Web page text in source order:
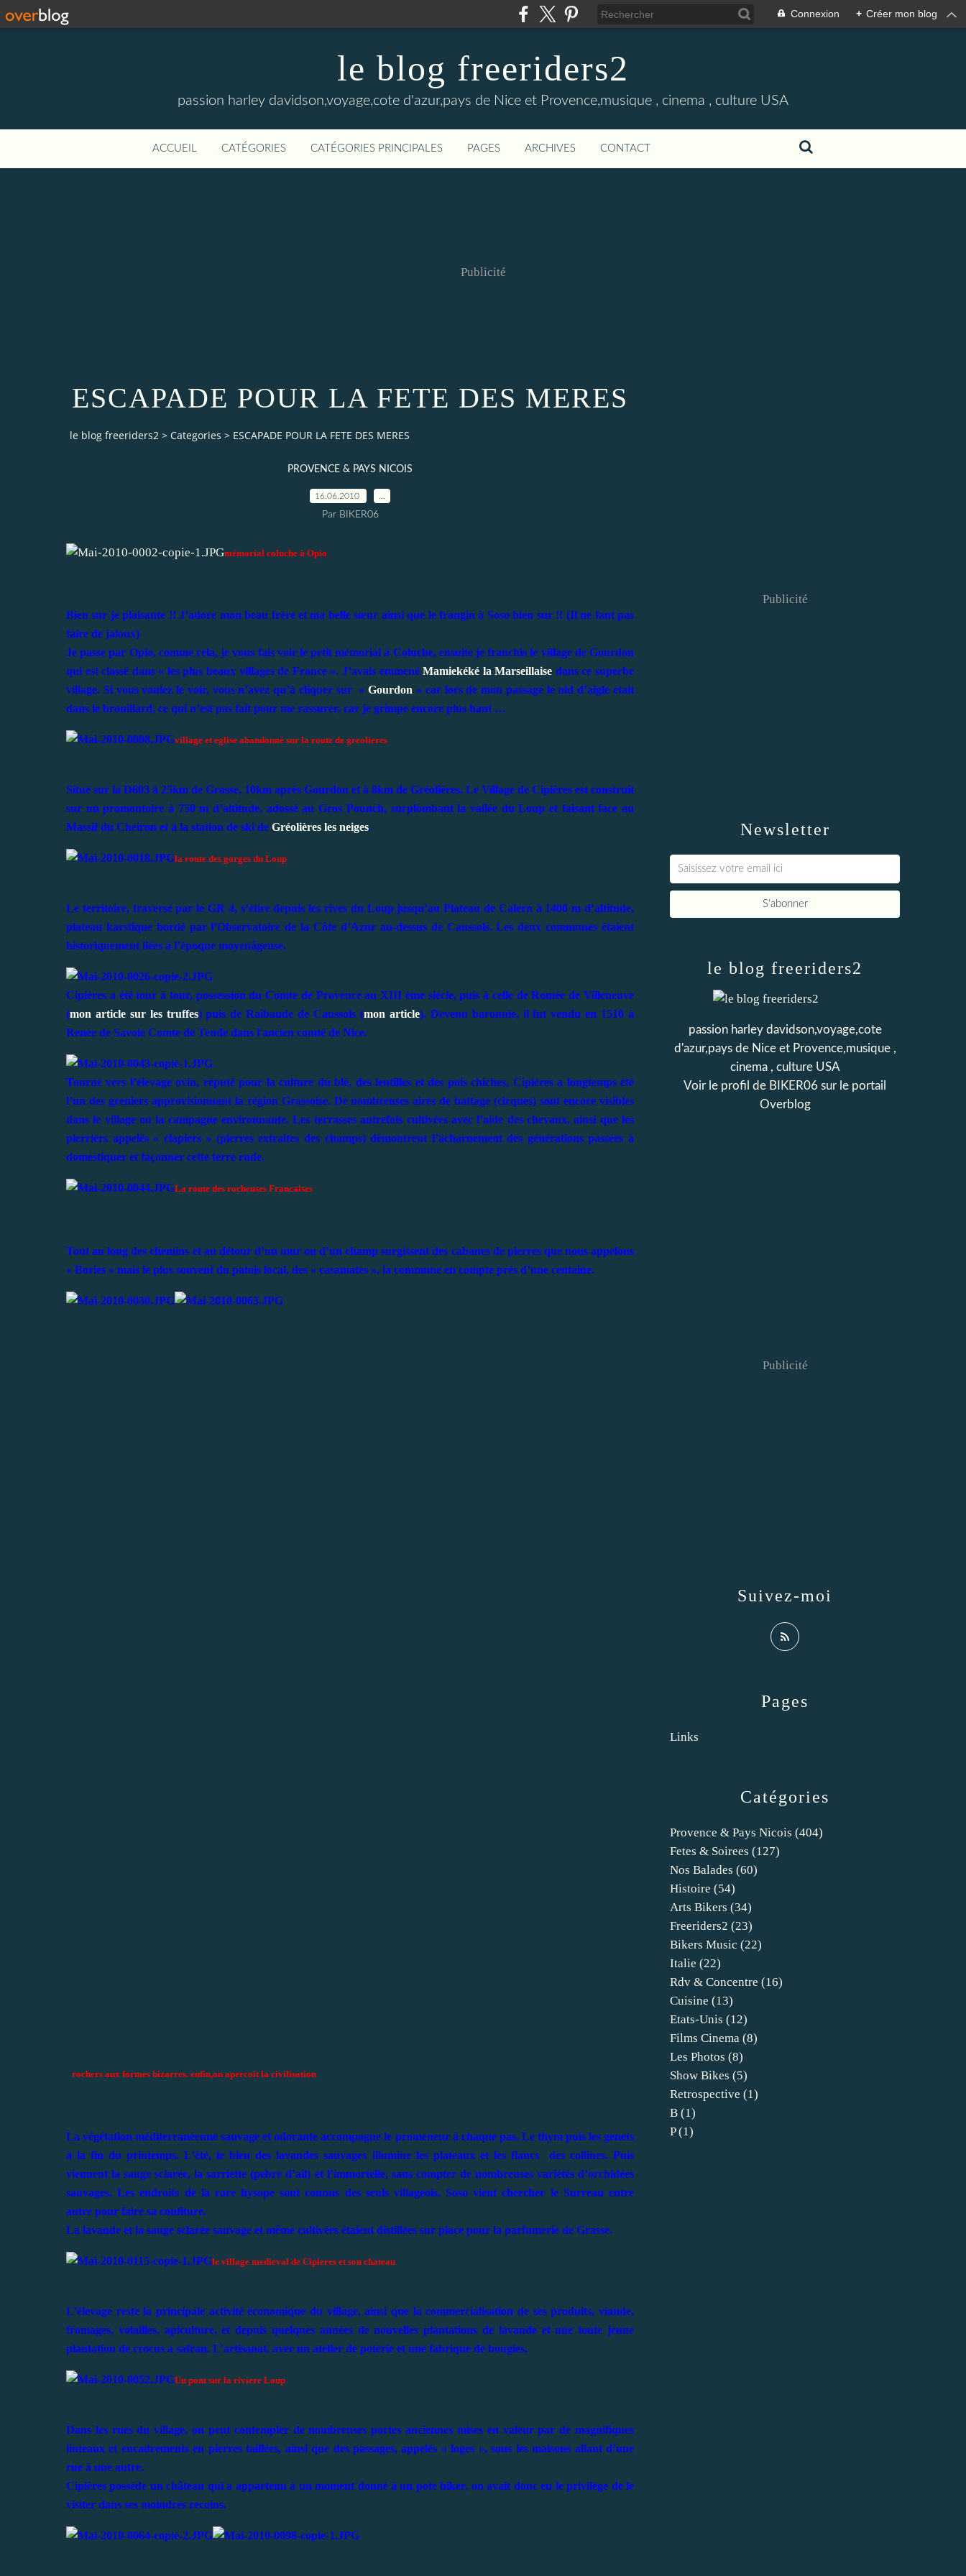
Connexion + Créer mon blog
le blog freeriders2
passion harley davidson,voyage,cote d'azur,pays de Nice et Provence,musique , cinema , culture USA
ACCUEIL CATÉGORIES CATÉGORIES PRINCIPALES PAGES ARCHIVES CONTACT
Publicité
ESCAPADE POUR LA FETE DES MERES
le blog freeriders2 > Categories > ESCAPADE POUR LA FETE DES MERES
PROVENCE & PAYS NICOIS
16.06.2010
Par BIKER06
mémorial coluche à Opio
Bien sur je plaisante !! J’adore mon beau frère et ma belle sœur ainsi que le frangin à Soso bien sur !! (Il ne faut pas
faire de jaloux)
Je passe par Opio, comme cela, je vous fais voir le petit mémorial à Coluche, ensuite je franchis le village de Gourdon
qui est classé dans « les plus beaux villages de France ». J’avais emmenéMamiekéké la Marseillaise dans ce superbe
village. Si vous voulez le voir, vous n’avez qu’à cliquer sur «Gourdon » car lors de mon passage le nid d’aigle etait
dans le brouillard, ce qui n’est pas fait pour me rassurer, car je grimpe encore plus haut …
village et eglise abandonné sur la route de greolieres
Situé sur la D603 à 25km de Grasse, 10km après Gourdon et à 8km de Gréolières. Le Village de Cipières est construit
sur un promontoire à 750 m d’altitude, adossé au Gros Pounch, surplombant la vallée du Loup et faisant face au
Massif du Cheiron et à la station de ski de Gréolières les neiges.
la route des gorges du Loup
Le territoire, traversé par le GR 4, s’étire depuis les rives du Loup jusqu’au Plateau de Calern à 1400 m d’altitude,
plateau karstique bordé par l’Observatoire de la Côte d’Azur au-dessus de Caussols. Les deux communes étaient
historiquement liées à l’époque moyenâgeuse.
Cipières a été tour à tour, possession du Comte de Provence au XIII ème siècle, puis à celle de Romée de Villeneuve
(mon article sur les truffes) puis de Raibaude de Caussols (mon article). Devenu baronnie, il fut vendu en 1510 à
Renée de Savoie Comte de Tende dans l'ancien comté de Nice.
Tourné vers l’élevage ovin, réputé pour la culture du blé, des lentilles et des pois chiches, Cipières a longtemps été
l’un des greniers approvisionnant la région Grassoise. De nombreuses aires de battage (cirques) sont encore visibles
dans le village ou la campagne environnante. Les terrasses autrefois cultivées avec l’aide des chevaux, ainsi que les
pierriers appelés « clapiers » (pierres extraites des champs) démontrent l’acharnement des générations passées à
domestiquer et façonner cette terre rude.
La route des rocheuses Francaises
Tout au long des chemins et au détour d’un mur ou d’un champ surgissent des cabanes de pierres que nous appelons
« Bories » mais le plus souvent du patois local, des « casamates », la commune en compte prés d’une centaine.
rochers aux formes bizarres. enfin,on apercoit la civilisation
La végétation méditerranéenne sauvage et odorante accompagne le promeneur à chaque pas. Le thym puis les genets
à la fin du printemps. L’été, le bleu des lavandes sauvages illumine les plateaux et les flancs des collines. Puis
viennent la sauge sclarée, la sarriette (pebre d’ail) et l’immortelle, sans compter de nombreuses variétés d’orchidées
sauvages. Les endroits de la rare hysope sont connus des seuls villageois. Soso vient chercher le Surreau entre
autre pour faire sa confiture.
La lavande et la sauge sclarée sauvage et même cultivées étaient distillées sur place pour la parfumerie de Grasse.
le village medieval de Cipieres et son chateau
L’élevage reste la principale activité économique du village, ainsi que la commercialisation de ses produits, viande,
fromages, volailles, apiculture, et depuis quelques années de nouvelles plantations de lavande et une toute jeune
plantation de crocus a safran. L’artisanat, avec un atelier de poterie et une fabrique de bougies.
Un pont sur la riviere Loup
Dans les rues du village, on peut contempler de nombreuses portes anciennes mises en valeur par de magnifiques
linteaux et encadrements en pierres taillées, ainsi que des passages, appelés « loges », sous les maisons allant d’une
rue à une autre.
Cipières possède un château qui a appartenu à un moment donné à un pote biker, on avait donc eu le privilège de le
visiter dans ses moindres recoins.
Newsletter
Publicité
Catégories
Provence & Pays Nicois (404)
Fetes & Soirees (127)
Nos Balades (60)
Histoire (54)
Arts Bikers (34)
Freeriders2 (23)
Bikers Music (22)
Italie (22)
Rdv & Concentre (16)
Cuisine (13)
Etats-Unis (12)
Films Cinema (8)
Les Photos (8)
Show Bikes (5)
Retrospective (1)
B (1)
P(1)
Pages
Links
le blog freeriders2
passion harley davidson,voyage,cote
d'azur,pays de Nice et Provence,musique ,
cinema , culture USA
Voir le profil de BIKER06 sur le portail
Overblog
Suivez-moi
Publicité